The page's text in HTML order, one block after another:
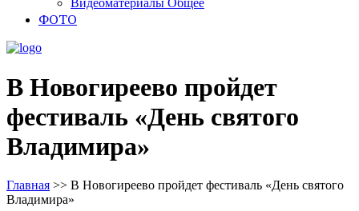
Видеоматериалы Общее
ФОТО
В Новогиреево пройдет
фестиваль «День святого
Владимира»
Главная >> В Новогиреево пройдет фестиваль «День святого
Владимира»